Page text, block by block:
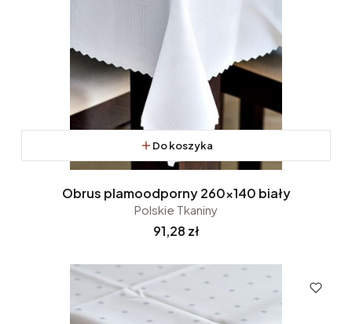
Do koszyka
Obrus plamoodporny 260x140 biały
Polskie Tkaniny
Cena
91,28 zł